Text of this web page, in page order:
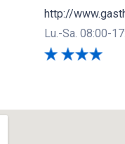
http://
Lu.-Sa. 08:00-